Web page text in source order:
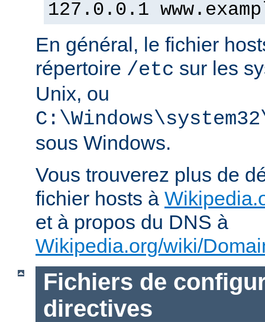
127.0.0.1
En général, le fichier
répertoire /etc sur les
Unix, ou
sous Windows.
Vous trouverez plus de
fichier hosts à
et à propos du DNS à
Wikipedia.org/wiki/
Fichiers de
directives